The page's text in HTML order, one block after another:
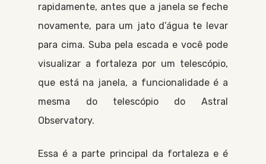
rapidamente, antes que a janela se feche
novamente, para um jato d’água te levar
para cima. Suba pela escada e você pode
visualizar a fortaleza por um telescópio,
que está na janela, a funcionalidade é a
mesma do telescópio do Astral
Observatory.
Essa é a parte principal da fortaleza e é